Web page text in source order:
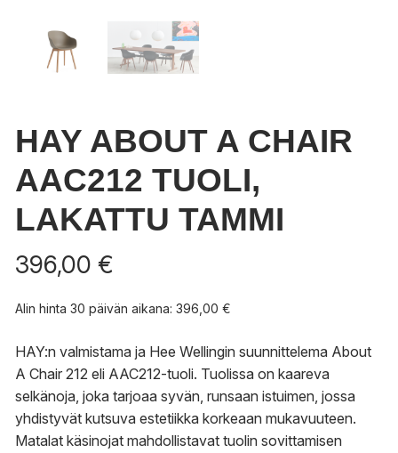
HAY ABOUT A CHAIR
AAC212 TUOLI,
LAKATTU TAMMI
396,00 €
Alin hinta 30 päivän aikana: 396,00 €
HAY:n valmistama ja Hee Wellingin suunnittelema About
A Chair 212 eli AAC212-tuoli. Tuolissa on kaareva
selkänoja, joka tarjoaa syvän, runsaan istuimen, jossa
yhdistyvät kutsuva estetiikka korkeaan mukavuuteen.
Matalat käsinojat mahdollistavat tuolin sovittamisen